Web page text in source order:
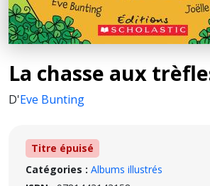
La chasse aux
D'Eve Bunting
Titre épuisé
Catégories : Albums illustrés